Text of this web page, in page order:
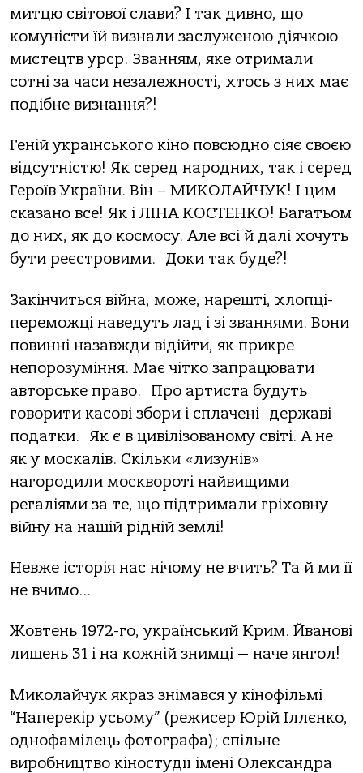
митцю світової слави? І так дивно, що
комуністи їй визнали заслуженою діячкою
мистецтв урср. Званням, яке отримали
сотні за часи незалежності, хтось з них має
подібне визнання?!
Геній українського кіно повсюдно сіяє своєю
відсутністю! Як серед народних, так і серед
Героїв України. Він – МИКОЛАЙЧУК! І цим
сказано все! Як і ЛІНА КОСТЕНКО! Багатьом
до них, як до космосу. Але всі й далі хочуть
бути реєстровими.
Доки так буде?!
Закінчиться війна, може, нарешті, хлопці-
переможці наведуть лад і зі званнями. Вони
повинні назавжди відійти, як прикре
непорозуміння. Має чітко запрацювати
авторське право.
Про артиста будуть
говорити касові збори і сплачені державі
податки.
Як є в цивілізованому світі. А не
як у москалів. Скільки «лизунів»
нагородили москвороті найвищими
регаліями за те, що підтримали гріховну
війну на нашій рідній землі!
Невже історія нас нічому не вчить? Та й ми її
не вчимо…
Жовтень 1972-го, український Крим. Йванові
лишень 31 і на кожній знимці — наче янгол!
Миколайчук якраз знімався у кінофільмі
“Наперекір усьому” (режисер Юрій Іллєнко,
однофамілець фотографа); спільне
виробництво кіностудії імені Олександра